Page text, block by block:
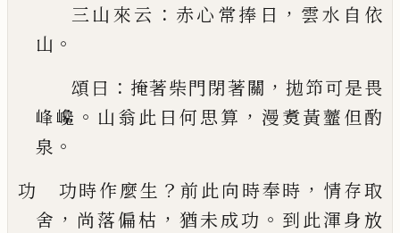
三山來云 ： 赤心常捧日 ， 雲水自依
山 。
頌曰 ： 掩著柴門閉著關 ，拋笻可是畏
峰巉 。 山翁此日何思算 ， 漫煑黃虀但酌
泉 。
功 功時作麼生 ？前此向時奉時 ， 情存取
舍 ， 尚落偏枯 ， 猶未成功 。 到此渾身放